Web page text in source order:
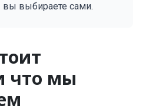
вы выбираете сами.
что мы